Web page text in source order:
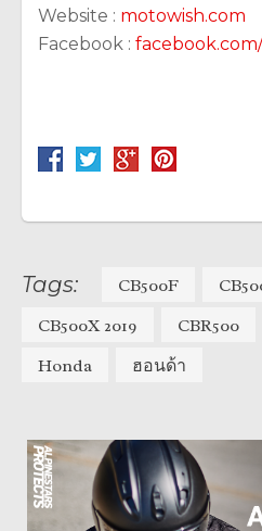
Website : motowish.com
Facebook :
Tags: CB500F
CB500X 2019
CBR500
Honda
ฮอนด้า